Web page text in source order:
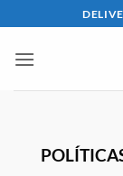
al
contenido